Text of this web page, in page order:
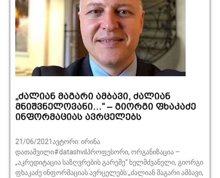
„ძალიან მაგარი ამბავი, ძალიან
მნიშვნელოვანი…“ – გიორგი ფხაკაძე
ინფორმაციას ავრცელებს
21/06/2021ავტორი: ირინა
დათაშვილი#datashvilპროფესორი, ორგანიზაცია –
„აკრედიტაცია საზღვრების გარეშე“ ხელმძვანელი, გიორგი
ფხაკაძე ინფორმაციას ავრცელებს:„ძალიან მაგარი ამბავი,